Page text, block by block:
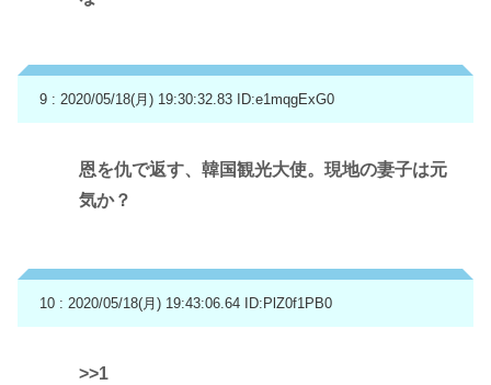
9 : 2020/05/18(月) 19:30:32.83 ID:e1mqgExG0
恩を仇で返す、韓国観光大使。現地の妻子は元
気か？
10 : 2020/05/18(月) 19:43:06.64 ID:PlZ0f1PB0
>>1